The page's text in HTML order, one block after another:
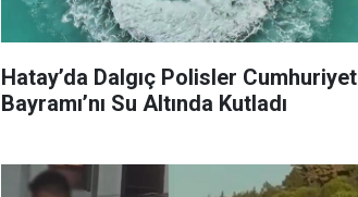
Hatay’da Dalgıç Polisler Cumhuriyet
Bayramı’nı Su Altında Kutladı